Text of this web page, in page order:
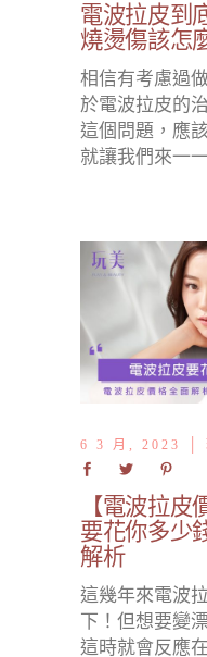
電波拉皮到
燒燙傷該怎
相信有考慮過
於電波拉皮的
這個問題，應
就讓我們來一
6 3 月, 2023
【電波拉
要花你多少
解析
這幾年來電波
下！但想要變
這時就會反應